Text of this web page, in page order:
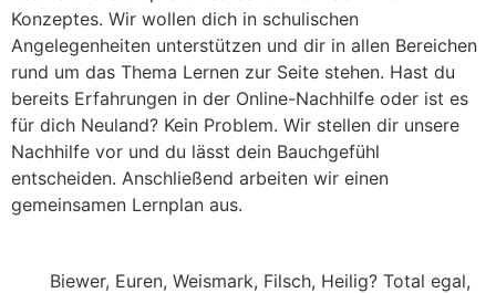
Konzeptes. Wir wollen dich in schulischen
Angelegenheiten unterstützen und dir in allen Bereichen
rund um das Thema Lernen zur Seite stehen. Hast du
bereits Erfahrungen in der Online-Nachhilfe oder ist es
für dich Neuland? Kein Problem. Wir stellen dir unsere
Nachhilfe vor und du lässt dein Bauchgefühl
entscheiden. Anschließend arbeiten wir einen
gemeinsamen Lernplan aus.
Biewer, Euren, Weismark, Filsch, Heilig? Total egal,